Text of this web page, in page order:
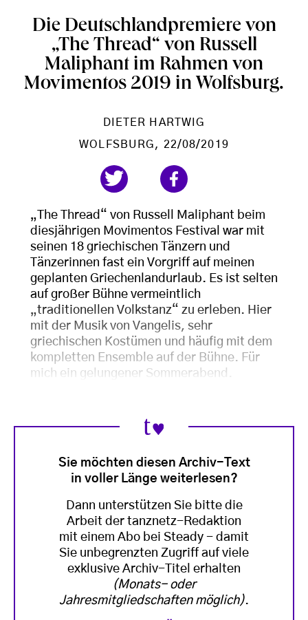
Die Deutschlandpremiere von
„The Thread“ von Russell
Maliphant im Rahmen von
Movimentos 2019 in Wolfsburg.
DIETER HARTWIG
WOLFSBURG , 22/08/2019
„The Thread“ von Russell Maliphant beim
diesjährigen Movimentos Festival war mit
seinen 18 griechischen Tänzern und
Tänzerinnen fast ein Vorgriff auf meinen
geplanten Griechenlandurlaub. Es ist selten
auf großer Bühne vermeintlich
„traditionellen Volkstanz“ zu erleben. Hier
mit der Musik von Vangelis, sehr
griechischen Kostümen und häufig mit dem
kompletten Ensemble auf der Bühne. Für
mich ein gelungener Sommerabend.
Sie möchten diesen Archiv-Text
in voller Länge weiterlesen?
Dann unterstützen Sie bitte die
Arbeit der tanznetz-Redaktion
mit einem Abo bei Steady - damit
Sie unbegrenzten Zugriff auf viele
exklusive Archiv-Titel erhalten
(Monats- oder
Jahresmitgliedschaften möglich).